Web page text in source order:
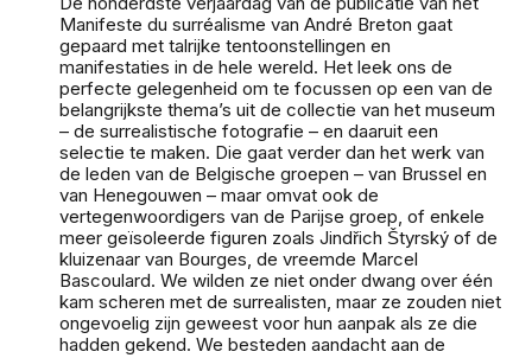
Manifeste du surréalisme van André Breton gaat
gepaard met talrijke tentoonstellingen en
manifestaties in de hele wereld. Het leek ons de
perfecte gelegenheid om te focussen op een van de
belangrijkste thema’s uit de collectie van het museum
– de surrealistische fotografie – en daaruit een
selectie te maken. Die gaat verder dan het werk van
de leden van de Belgische groepen – van Brussel en
van Henegouwen – maar omvat ook de
vertegenwoordigers van de Parijse groep, of enkele
meer geïsoleerde figuren zoals Jindřich Štyrský of de
kluizenaar van Bourges, de vreemde Marcel
Bascoulard. We wilden ze niet onder dwang over één
kam scheren met de surrealisten, maar ze zouden niet
ongevoelig zijn geweest voor hun aanpak als ze die
hadden gekend. We besteden aandacht aan de